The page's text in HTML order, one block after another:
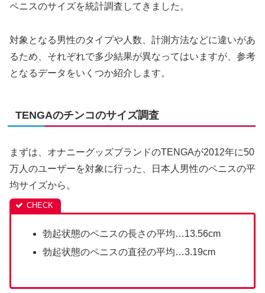
ペニスのサイズを統計調査してきました。
対象となる男性のタイプや人数、計測方法などに違いがあ
るため、それぞれで多少結果が異なってはいますが、参考
となるデータをいくつか紹介します。
TENGAのチンコのサイズ調査
まずは、オナニーグッズブランドのTENGAが2012年に50
万人のユーザーを対象に行った、日本人男性のペニスの平
均サイズから。
勃起状態のペニスの長さの平均…13.56cm
勃起状態のペニスの直径の平均…3.19cm